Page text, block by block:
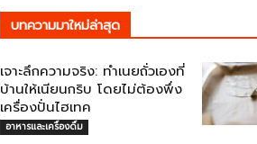
บทความมาใหม่ล่าสุด
เจาะลึกความจริง: ทำเนยถั่วเองที่
บ้านให้เนียนกริบ โดยไม่ต้องพึ่ง
เครื่องปั่นไฮเทค
อาหารและเครื่องดื่ม